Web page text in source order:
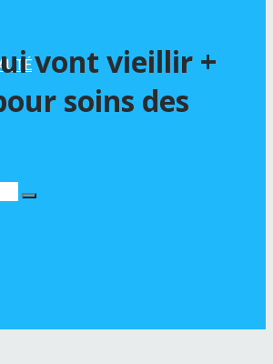
vont vieillir +
soins des